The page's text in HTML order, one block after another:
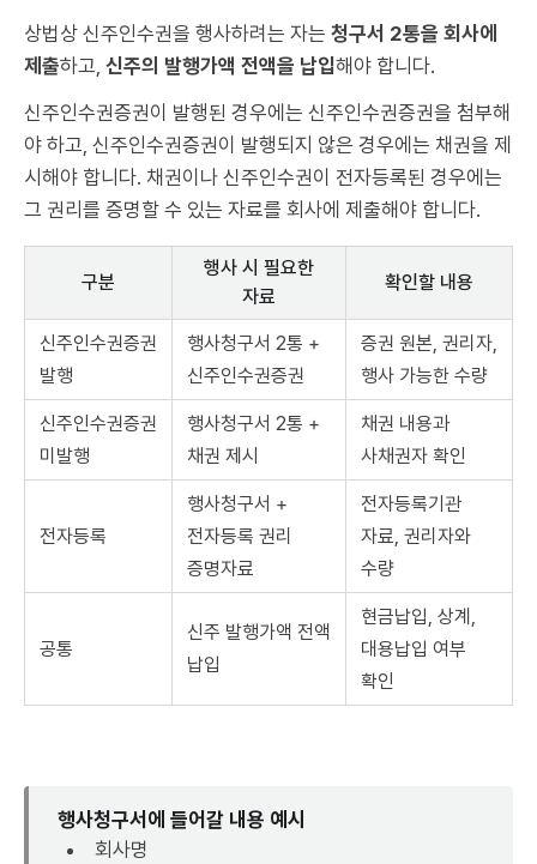
상법상 신주인수권을 행사하려는 자는 청구서 2통을 회사에
제출하고, 신주의 발행가액 전액을 납입해야 합니다.
신주인수권증권이 발행된 경우에는 신주인수권증권을 첨부해
야 하고, 신주인수권증권이 발행되지 않은 경우에는 채권을 제
시해야 합니다. 채권이나 신주인수권이 전자등록된 경우에는
그 권리를 증명할 수 있는 자료를 회사에 제출해야 합니다.
구분
행사 시 필요한
자료
확인할 내용
신주인수권증권
발행
행사청구서 2통 +
신주인수권증권
증권 원본, 권리자,
행사 가능한 수량
신주인수권증권
미발행
행사청구서 2통 +
채권 제시
채권 내용과
사채권자 확인
전자등록
행사청구서 +
전자등록 권리
증명자료
전자등록기관
자료, 권리자와
수량
공통
신주 발행가액 전액
납입
현금납입, 상계,
대용납입 여부
확인
행사청구서에 들어갈 내용 예시
회사명